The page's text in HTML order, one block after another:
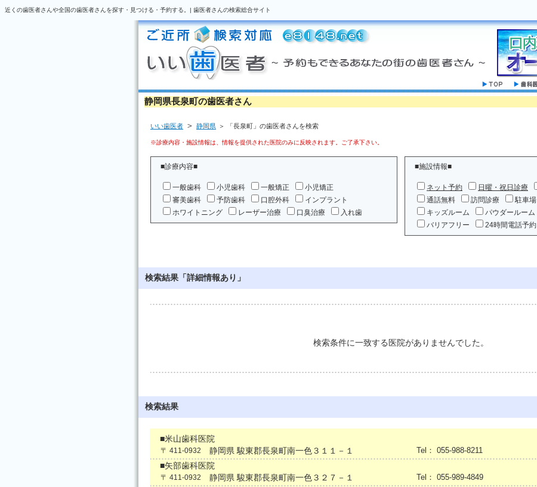
近くの歯医者さんや全国の歯医者さんを探す・見つける・予約する。| 歯医者さんの検索総合サイト
静岡県長泉町の歯医者さん
いい歯医者 ＞ 静岡県 ＞ 「長泉町」の歯医者さんを検索
※診療内容・施設情報は、情報を提供された医院のみに反映されます。ご了承下さい。
■診療内容■
一般歯科 小児歯科 一般矯正
小児矯正
審美歯科
予防歯科 口腔外科
インプラント
ホワイトニング
レーザー治療 口臭治療 入れ歯
■施設情報■
ネット予約 日曜・祝日診療
通話無料
訪問診療 駐車場
キッズルーム
パウダールーム
バリアフリー
24時間電話予約
検索結果「詳細情報あり」
検索条件に一致する医院がありませんでした。
検索結果
■米山歯科医院
〒 411-0932 静岡県 駿東郡長泉町南一色３１１－１ Tel： 055-988-8211
■矢部歯科医院
〒 411-0932 静岡県 駿東郡長泉町南一色３２７－１ Tel： 055-989-4849